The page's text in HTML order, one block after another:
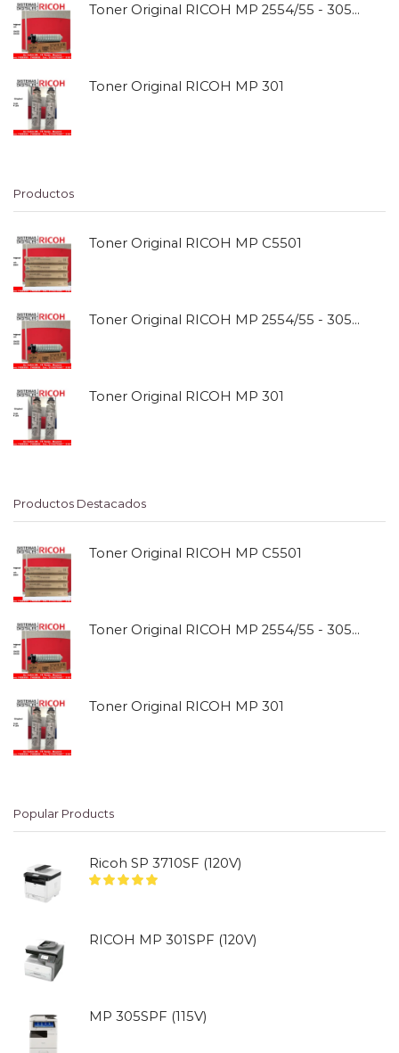
Toner Original RICOH MP 2554/55 - 3054/55
Toner Original RICOH MP 301
Productos
Toner Original RICOH MP C5501
Toner Original RICOH MP 2554/55 - 3054/55
Toner Original RICOH MP 301
Productos Destacados
Toner Original RICOH MP C5501
Toner Original RICOH MP 2554/55 - 3054/55
Toner Original RICOH MP 301
Popular Products
Ricoh SP 3710SF (120V)
RICOH MP 301SPF (120V)
MP 305SPF (115V)